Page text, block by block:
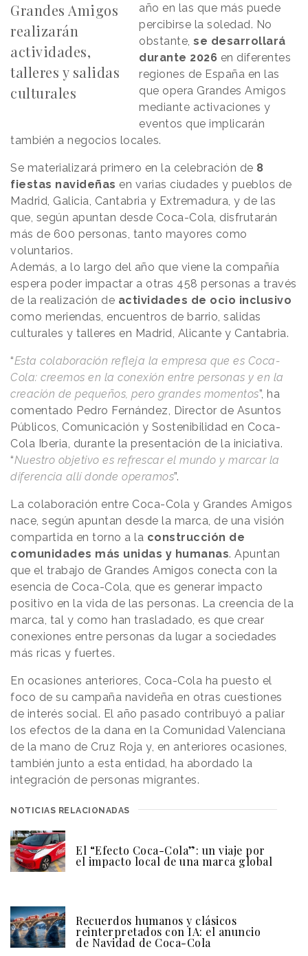
Grandes Amigos
realizarán
actividades,
talleres y salidas
culturales
año en las que más puede
percibirse la soledad. No
obstante,se desarrollará
durante 2026 en diferentes
regiones de España en las
que opera Grandes Amigos
mediante activaciones y
eventos que implicarán
también a negocios locales.
Se materializará primero en la celebración de 8
fiestas navideñas en varias ciudades y pueblos de
Madrid, Galicia, Cantabria y Extremadura, y de las
que, según apuntan desde Coca-Cola, disfrutarán
más de 600 personas, tanto mayores como
voluntarios.
Además, a lo largo del año que viene la compañía
espera poder impactar a otras 458 personas a través
de la realización de actividades de ocio inclusivo
como meriendas, encuentros de barrio, salidas
culturales y talleres en Madrid, Alicante y Cantabria.
“Esta colaboración refleja la empresa que es Coca-
Cola: creemos en la conexión entre personas y en la
creación de pequeños, pero grandes momentos”, ha
comentado Pedro Fernández, Director de Asuntos
Públicos, Comunicación y Sostenibilidad en Coca-
Cola Iberia, durante la presentación de la iniciativa.
“Nuestro objetivo es refrescar el mundo y marcar la
diferencia allí donde operamos”.
La colaboración entre Coca-Cola y Grandes Amigos
nace, según apuntan desde la marca, de una visión
compartida en torno a la construcción de
comunidades más unidas y humanas. Apuntan
que el trabajo de Grandes Amigos conecta con la
esencia de Coca-Cola, que es generar impacto
positivo en la vida de las personas. La creencia de la
marca, tal y como han trasladado, es que crear
conexiones entre personas da lugar a sociedades
más ricas y fuertes.
En ocasiones anteriores, Coca-Cola ha puesto el
foco de su campaña navideña en otras cuestiones
de interés social. El año pasado contribuyó a paliar
los efectos de la dana en la Comunidad Valenciana
de la mano de Cruz Roja y, en anteriores ocasiones,
también junto a esta entidad, ha abordado la
integración de personas migrantes.
NOTICIAS RELACIONADAS
El “Efecto Coca-Cola”: un viaje por
el impacto local de una marca global
Recuerdos humanos y clásicos
reinterpretados con IA: el anuncio
de Navidad de Coca-Cola